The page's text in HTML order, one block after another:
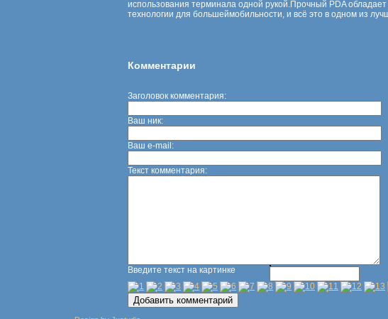
использования терминала одной рукой.Прочный PDA
технологии для большеймобильности, и всё это в одном из
Комментарии
Заголовок комментария:
Ваш ник:
Ваш e-mail:
Текст комментария:
Введите текст на картинке